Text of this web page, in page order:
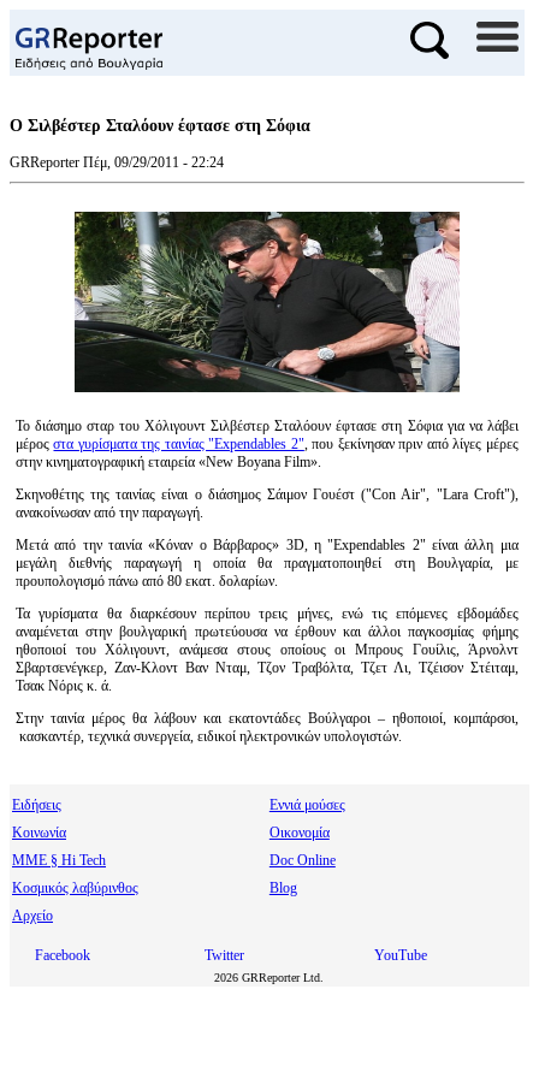
Ο Σιλβέστερ Σταλόουν έφτασε στη Σόφια
GRReporter Πέμ, 09/29/2011 - 22:24
Το διάσημο σταρ του Χόλιγουντ Σιλβέστερ Σταλόουν έφτασε στη Σόφια για να λάβει
μέροςστα γυρίσματα της ταινίας "Expendables 2", που ξεκίνησαν πριν από λίγες μέρες
στην κινηματογραφική εταιρεία «New Boyana Film».
Σκηνοθέτης της ταινίας είναι ο διάσημος Σάιμον Γουέστ ("Con Air", "Lara Croft"),
ανακοίνωσαν από την παραγωγή.
Μετά από την ταινία «Κόναν ο Βάρβαρος» 3D, η "Expendables 2" είναι άλλη μια
μεγάλη διεθνής παραγωγή η οποία θα πραγματοποιηθεί στη Βουλγαρία, με
προυπολογισμό πάνω από 80 εκατ. δολαρίων.
Τα γυρίσματα θα διαρκέσουν περίπου τρεις μήνες, ενώ τις επόμενες εβδομάδες
αναμένεται στην βουλγαρική πρωτεύουσα να έρθουν και άλλοι παγκοσμίας φήμης
ηθοποιοί του Χόλιγουντ, ανάμεσα στους οποίους οι Μπρους Γουίλις, Άρνολντ
Σβαρτσενέγκερ, Ζαν-Κλοντ Βαν Νταμ, Τζον Τραβόλτα, Τζετ Λι, Τζέισον Στέιταμ,
Τσακ Νόρις κ. ά.
Στην ταινία μέρος θα λάβουν και εκατοντάδες Βούλγαροι – ηθοποιοί, κομπάρσοι,
κασκαντέρ, τεχνικά συνεργεία, ειδικοί ηλεκτρονικών υπολογιστών.
Ειδήσεις
Εννιά μούσες
Κοινωνία
Οικονομία
МΜΕ § Hi Tech
Doc Online
Κοσμικός λαβύρινθος
Blog
Αρχείο
Facebook Twitter YouTube
2026 GRReporter Ltd.